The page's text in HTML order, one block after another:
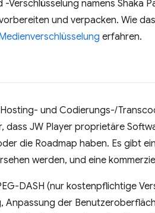
Verschlüsselung namens Shaka
und verpacken. Wie
erfahren.
und Codierungs-/
dass JW Player proprietäre
die Roadmap haben. Es gibt
werden, und eine
DASH (nur kostenpflichtige
Anpassung der